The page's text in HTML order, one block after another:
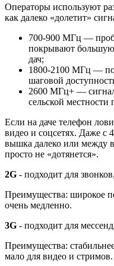
Операторы используют
как далеко «долетит»
700-900 МГц —
покрывают
дач;
1800-2100 МГц —
шаговой
2600 МГц+ — сигнал
сельской местности
Если на даче телефон
видео и соцсетях. Даже с
вышка далеко или между
просто не «дотянется».
2G - подходит для
Преимущества: широкое
очень медленно.
3G - подходит для
Преимущества:
мало для видео и стримов.